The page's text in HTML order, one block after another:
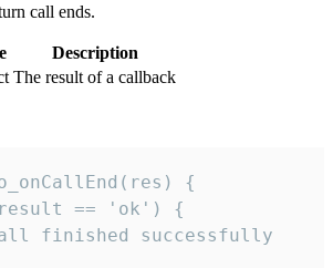
call ends.
Description
The result of a callback
{
== 'ok') {
finished successfully